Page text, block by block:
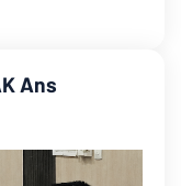
Ans